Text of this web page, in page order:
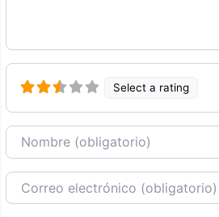
Select a rating
Nombre
Correo Electronico